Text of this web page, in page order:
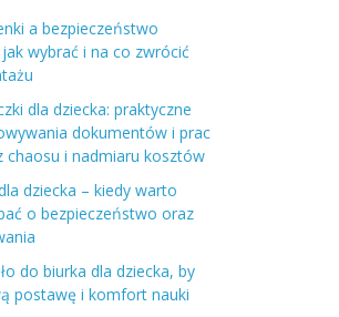
a bezpieczeństwo
wybrać i na co zwrócić
dla dziecka: praktyczne
dokumentów i prac
chaosu i nadmiaru kosztów
dziecka – kiedy warto
o bezpieczeństwo oraz
do biurka dla dziecka, by
postawę i komfort nauki